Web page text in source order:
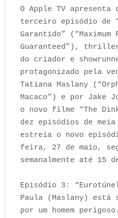
O Apple TV
terceiro episódio de
Garantido” (“Maximum
Guaranteed”),
do criador e
protagonizado pela
Tatiana Maslany
Macaco”) e por Jake
o novo filme “The
dez episódios de
estreia o novo
feira, 27 de maio,
semanalmente até 15
Episódio 3:
Paula (Maslany) está
por um homem